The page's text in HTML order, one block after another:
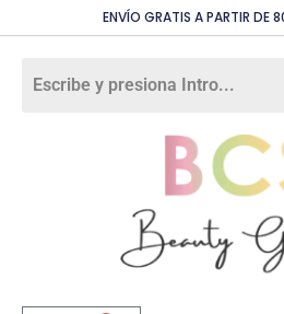
ENVÍO GRATIS A PARTIR DE